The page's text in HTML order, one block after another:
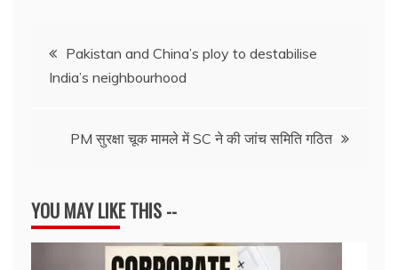
Post
navigation
Pakistan and China’s ploy to destabilise
India’s neighbourhood
PM सुरक्षा चूक मामले में SC ने की जांच समिति गठित
YOU MAY LIKE THIS --